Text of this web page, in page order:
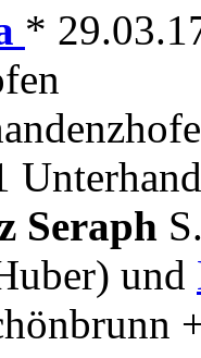
*
Seraph
und